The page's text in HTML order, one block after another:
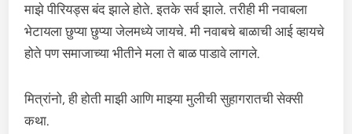
माझे पीरियड्स बंद झाले होते. इतके सर्व झाले. तरीही मी नवाबला
भेटायला छुप्या छुप्या जेलमध्ये जायचे. मी नवाबचे बाळाची आई व्हायचे
होते पण समाजाच्या भीतीने मला ते बाळ पाडावे लागले.
मित्रांनो, ही होती माझी आणि माझ्या मुलीची सुहागरातची सेक्सी
कथा.